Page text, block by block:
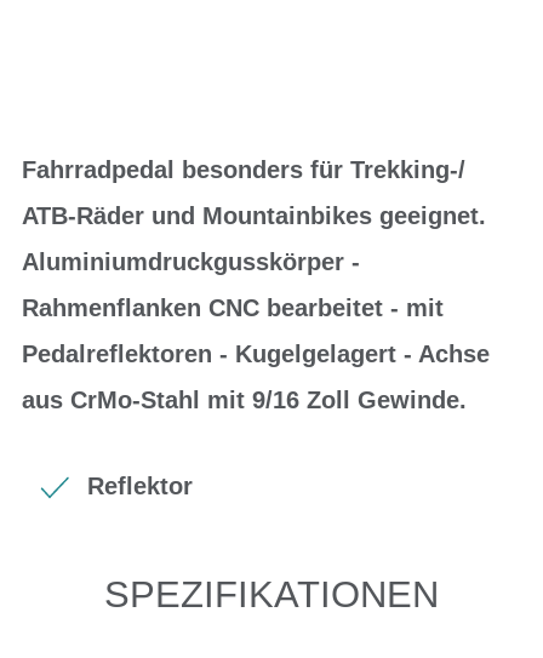
Fahrradpedal besonders für Trekking-/
ATB-Räder und Mountainbikes geeignet.
Aluminiumdruckgusskörper -
Rahmenflanken CNC bearbeitet - mit
Pedalreflektoren - Kugelgelagert - Achse
aus CrMo-Stahl mit 9/16 Zoll Gewinde.
Reflektor
SPEZIFIKATIONEN